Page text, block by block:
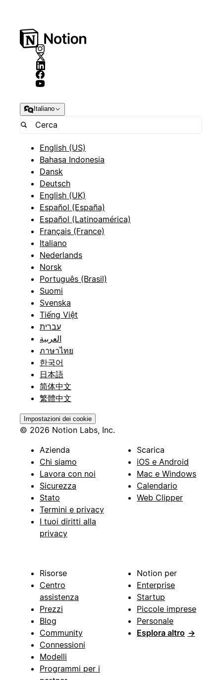
Italiano
English (US)
Bahasa Indonesia
Dansk
Deutsch
English (UK)
Español (España)
Español (Latinoamérica)
Français (France)
Italiano
Nederlands
Norsk
Português (Brasil)
Suomi
Svenska
Tiếng Việt
עברית
العربية
ภาษาไทย
한국어
日本語
简体中文
繁體中文
Impostazioni dei cookie
© 2026 Notion Labs, Inc.
Azienda
Chi siamo
Lavora con noi
Sicurezza
Stato
Termini e privacy
I tuoi diritti alla
privacy
Scarica
iOS e Android
Mac e Windows
Calendario
Web Clipper
Risorse
Centro
assistenza
Prezzi
Blog
Community
Connessioni
Modelli
Programmi per i
Notion per
Enterprise
Startup
Piccole imprese
Personale
Esplora altro →